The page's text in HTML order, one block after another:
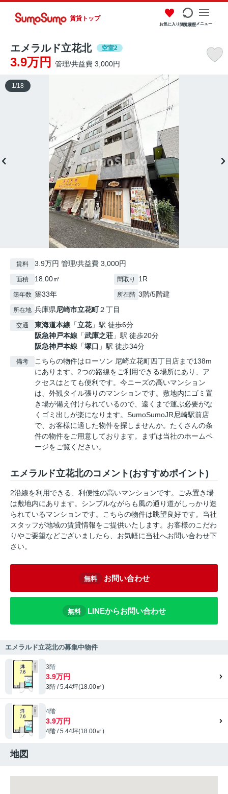
賃貸トップ
お気に入り閲覧履歴メニュー
エメラルド立花北 空室2
3.9万円 管理/共益費 3,000円
1 /18
賃料 3.9万円 管理/共益費 3,000円
面積 18.00㎡ 間取り 1R
築年数 築33年 所在階 3階/5階建
所在地 兵庫県尼崎市立花町２丁目
交通 東海道本線 「立花」駅 徒歩6分
阪急神戸本線 「武庫之荘 」駅 徒歩20分
阪急神戸本線 「塚口 」駅 徒歩34分
備考
こちらの物件はローソン 尼崎立花町四丁目店まで138m
にあります。2つの路線をご利用できる場所にあり、ア
クセスはとても便利です。今ニーズの高いマンション
は、外観タイル張りのマンションです。敷地内にゴミ置
き場が備え付けられているので、遠くまで運ぶ必要がな
くゴミ出しが楽になります。SumoSumoJR尼崎駅前店
で、お客様に適した物件を探しませんか。たくさんの条
件の物件をご用意しております。まずは当社のホームペ
ージをご覧ください。
エメラルド立花北のコメント(おすすめポイント)
2沿線を利用できる、利便性の高いマンションです。ごみ置き場
は敷地内にあります。シンプルながらも風の通り道がしっかり造
られているマンションです。こちらの物件は眺望良好です。当社
スタッフが地域の賃貸情報をご提供いたします。お客様のこだわ
りやご要望などございましたら、お気軽に当社へお問い合わせ下
さい。
無料 お問い合わせ
無料 LINEからお問い合わせ
エメラルド立花北の募集中物件
3階
3.9万円
3階 / 5.44坪(18.00㎡)
4階
3.9万円
4階 / 5.44坪(18.00㎡)
地図